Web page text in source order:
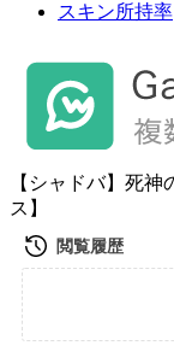
スキン所持率
【シャドバ】死
ス】